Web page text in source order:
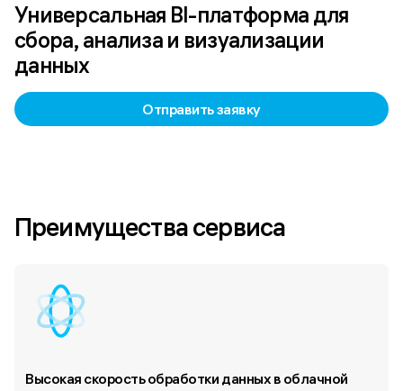
Универсальная BI-платформа для
сбора, анализа и визуализации
данных
Отправить заявку
Преимущества сервиса
Высокая скорость обработки данных в облачной